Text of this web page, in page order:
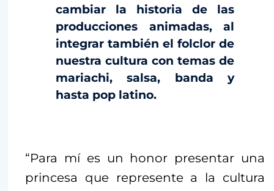
cambiar la historia de las
producciones animadas, al
integrar también el folclor de
nuestra cultura con temas de
mariachi, salsa, banda y
hasta pop latino.
“Para mí es un honor presentar una
princesa que represente a la cultura